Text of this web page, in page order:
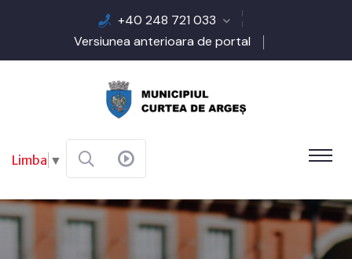
+40 248 721 033
Versiunea anterioara de portal
Limba ▼